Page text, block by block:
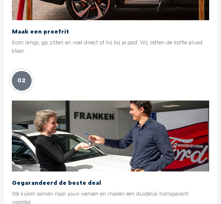
Maak een proefrit
Kom langs, ga zitten en voel direct of hij bij je past. Wij zetten de koffie alvast
klaar.
02
Gegarandeerd de beste deal
We kijken samen naar jouw wensen en maken een duidelijk transparant
voorstel.